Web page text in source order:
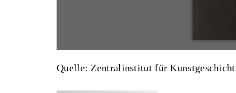
Quelle: Zentralinstitut für